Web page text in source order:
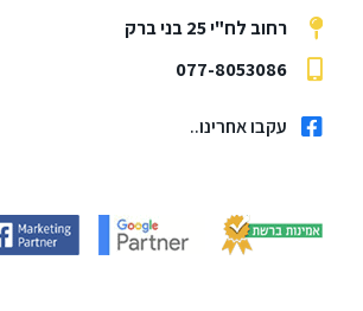
רחוב לח"י 25 בני ברק
077-8053086
עקבו אחרינו..